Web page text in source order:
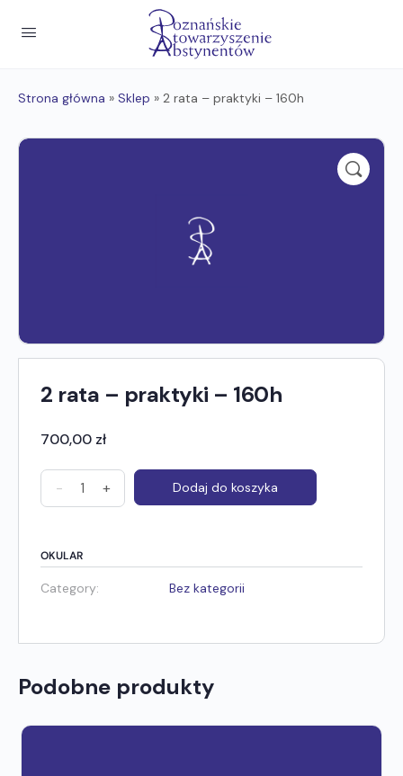
Strona główna » Sklep » 2 rata – praktyki – 160h
2 rata – praktyki – 160h
700,00 zł
- + Dodaj do koszyka
OKULAR
Category: Bez kategorii
Podobne produkty